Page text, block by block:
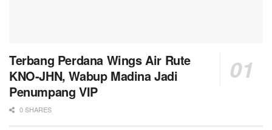
Terbang Perdana Wings Air Rute
KNO-JHN, Wabup Madina Jadi
Penumpang VIP
0 SHARES